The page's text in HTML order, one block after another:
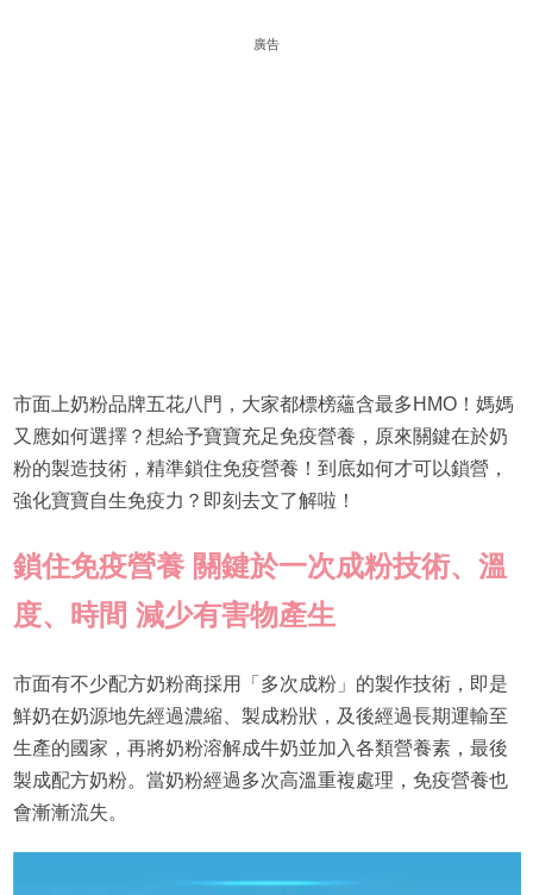
廣告
市面上奶粉品牌五花八門，大家都標榜蘊含最多HMO！媽媽
又應如何選擇？想給予寶寶充足免疫營養，原來關鍵在於奶
粉的製造技術，精準鎖住免疫營養！到底如何才可以鎖營，
強化寶寶自生免疫力？即刻去文了解啦！
鎖住免疫營養 關鍵於一次成粉技術、溫
度、時間 減少有害物產生
市面有不少配方奶粉商採用「多次成粉」的製作技術，即是
鮮奶在奶源地先經過濃縮、製成粉狀，及後經過長期運輸至
生產的國家，再將奶粉溶解成牛奶並加入各類營養素，最後
製成配方奶粉。當奶粉經過多次高溫重複處理，免疫營養也
會漸漸流失。